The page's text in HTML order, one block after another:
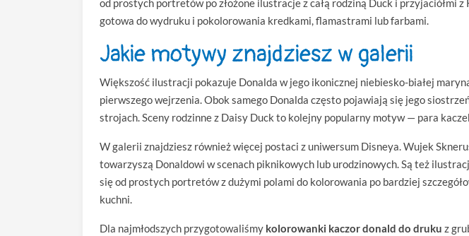
od prostych portretów po złożone ilustracje z całą rodziną Duck i przyjaciółmi z
gotowa do wydruku i pokolorowania kredkami, flamastrami lub farbami.
Jakie motywy znajdziesz w galerii
Większość ilustracji pokazuje Donalda w jego ikonicznej niebiesko-białej
pierwszego wejrzenia. Obok samego Donalda często pojawiają się jego
strojach. Sceny rodzinne z Daisy Duck to kolejny popularny motyw — para
W galerii znajdziesz również więcej postaci z uniwersum Disneya. Wujek
towarzyszą Donaldowi w scenach piknikowych lub urodzinowych. Są też
się od prostych portretów z dużymi polami do kolorowania po bardziej
kuchni.
Dla najmłodszych przygotowaliśmy kolorowanki kaczor donald do druku z